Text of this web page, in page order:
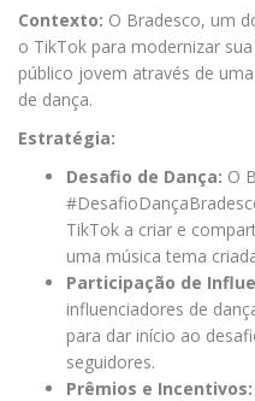
Contexto: O Bradesco, um
o TikTok para modernizar
público jovem através de
de dança.
Estratégia:
Desafio de Dança: O
TikTok a criar e
uma música tema
Participação de
influenciadores de
para dar início ao
seguidores.
Prêmios e Incentivos: